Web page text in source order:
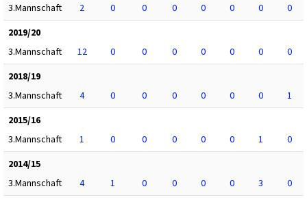
3.Mannschaft
2 0 0 0 0 0 0
0
2019/20
3.Mannschaft
12 0 0 0 0 0 0
0
2018/19
3.Mannschaft
4 0 0 0 0 0 0
1
2015/16
3.Mannschaft
1 0 0 0 0 0 1
0
2014/15
3.Mannschaft
4 1 0 0 0 0 3
0